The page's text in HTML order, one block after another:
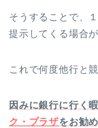
そうすることで、
提示してくる場合
これで何度他行と
因みに銀行に行く
ク・プラザをお勧